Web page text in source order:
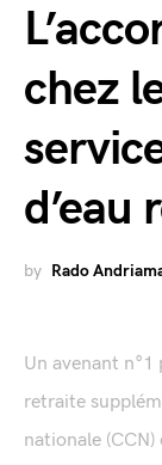
chez
d’eau
by Rado
Un avenant
retraite
nationale (CCN)